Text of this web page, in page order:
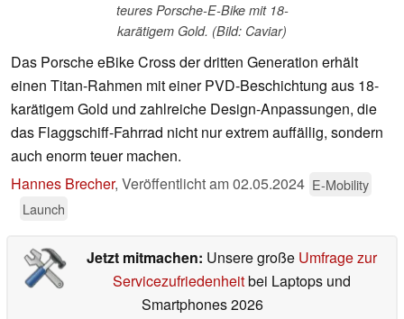
teures Porsche-E-Bike mit 18-
karätigem Gold. (Bild: Caviar)
Das Porsche eBike Cross der dritten Generation erhält
einen Titan-Rahmen mit einer PVD-Beschichtung aus 18-
karätigem Gold und zahlreiche Design-Anpassungen, die
das Flaggschiff-Fahrrad nicht nur extrem auffällig, sondern
auch enorm teuer machen.
Hannes Brecher, Veröffentlicht am02.05.2024 E-Mobility
Launch
Jetzt mitmachen: Unsere große Umfrage zur
Servicezufriedenheitbei Laptops und
Smartphones 2026